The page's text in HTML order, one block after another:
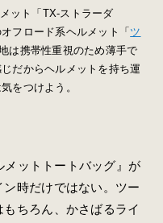
ット「TX-ストラーダ
フロード系ヘルメット「 ツ
は携帯性重視のため薄手で
だからヘルメットを持ち運
をつけよう。
メットトートバッグ』が
時だけではない。ツー
ちろん、かさばるライ